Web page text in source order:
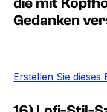
Gedanken
Erstellen Sie